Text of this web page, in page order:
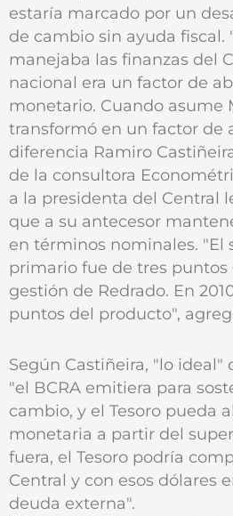
estaría marcado por un
de cambio sin ayuda fiscal.
manejaba las finanzas del
nacional era un factor de
monetario. Cuando asume
transformó en un factor de
diferencia Ramiro
de la consultora
a la presidenta del Central
que a su antecesor
en términos nominales. "El
primario fue de tres puntos
gestión de Redrado. En
puntos del producto",
Según Castiñeira, "lo ideal"
"el BCRA emitiera para
cambio, y el Tesoro pueda
monetaria a partir del
fuera, el Tesoro podría
Central y con esos dólares
deuda externa".